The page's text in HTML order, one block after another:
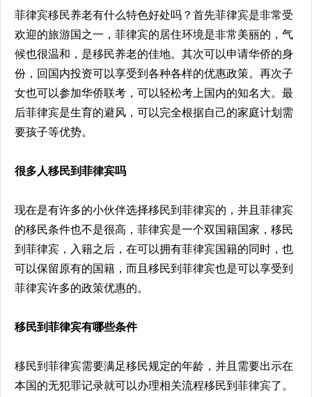
菲律宾移民养老有什么特色好处吗？首先菲律宾是非常受
欢迎的旅游国之一，菲律宾的居住环境是非常美丽的，气
候也很温和，是移民养老的佳地。其次可以申请华侨的身
份，回国内投资可以享受到各种各样的优惠政策。再次子
女也可以参加华侨联考，可以轻松考上国内的知名大。最
后菲律宾是生育的避风，可以完全根据自己的家庭计划需
要孩子等优势。
很多人移民到菲律宾吗
现在是有许多的小伙伴选择移民到菲律宾的，并且菲律宾
的移民条件也不是很高，菲律宾是一个双国籍国家，移民
到菲律宾，入籍之后，在可以拥有菲律宾国籍的同时，也
可以保留原有的国籍，而且移民到菲律宾也是可以享受到
菲律宾许多的政策优惠的。
移民到菲律宾有哪些条件
移民到菲律宾需要满足移民规定的年龄，并且需要出示在
本国的无犯罪记录就可以办理相关流程移民到菲律宾了。